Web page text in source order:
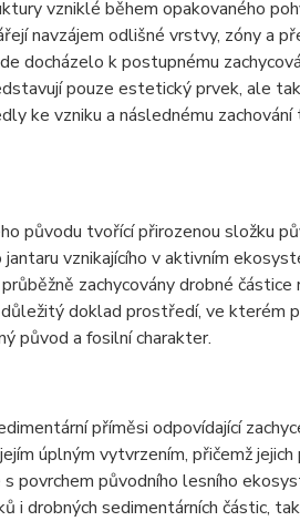
vzniklé během opakovaného
navzájem odlišné vrstvy, zóny a
docházelo k postupnému
pouze estetický prvek, ale
ke vzniku a následnému
původu tvořící přirozenou složku
vznikajícího v aktivním
zachycovány drobné částice
doklad prostředí, ve kterém
původ a fosilní charakter.
příměsi odpovídající
úplným vytvrzením, přičemž
povrchem původního lesního
i drobných sedimentárních částic,